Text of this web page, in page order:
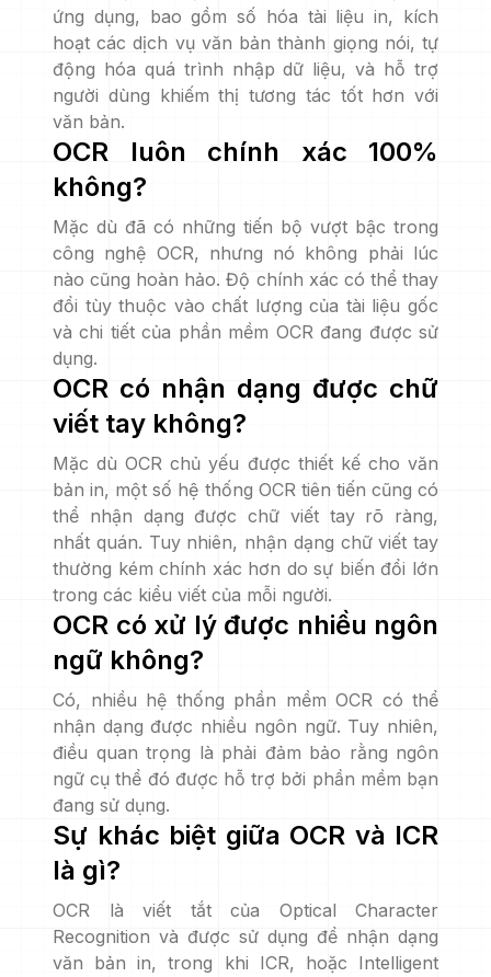
ứng dụng, bao gồm số hóa tài liệu in, kích
hoạt các dịch vụ văn bản thành giọng nói, tự
động hóa quá trình nhập dữ liệu, và hỗ trợ
người dùng khiếm thị tương tác tốt hơn với
văn bản.
OCR luôn chính xác 100%
không?
Mặc dù đã có những tiến bộ vượt bậc trong
công nghệ OCR, nhưng nó không phải lúc
nào cũng hoàn hảo. Độ chính xác có thể thay
đổi tùy thuộc vào chất lượng của tài liệu gốc
và chi tiết của phần mềm OCR đang được sử
dụng.
OCR có nhận dạng được chữ
viết tay không?
Mặc dù OCR chủ yếu được thiết kế cho văn
bản in, một số hệ thống OCR tiên tiến cũng có
thể nhận dạng được chữ viết tay rõ ràng,
nhất quán. Tuy nhiên, nhận dạng chữ viết tay
thường kém chính xác hơn do sự biến đổi lớn
trong các kiểu viết của mỗi người.
OCR có xử lý được nhiều ngôn
ngữ không?
Có, nhiều hệ thống phần mềm OCR có thể
nhận dạng được nhiều ngôn ngữ. Tuy nhiên,
điều quan trọng là phải đảm bảo rằng ngôn
ngữ cụ thể đó được hỗ trợ bởi phần mềm bạn
đang sử dụng.
Sự khác biệt giữa OCR và ICR
là gì?
OCR là viết tắt của Optical Character
Recognition và được sử dụng để nhận dạng
văn bản in, trong khi ICR, hoặc Intelligent